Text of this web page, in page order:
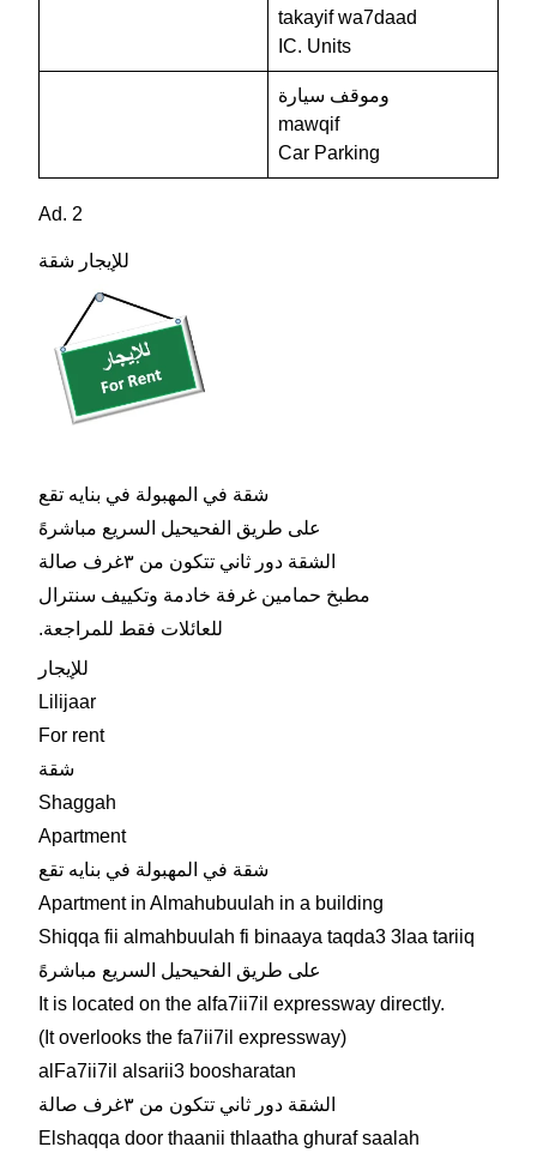
takayif wa7daad
IC. Units
وموقف سيارة
mawqif
Car Parking
Ad. 2
للإيجار شقة
شقة في المهبولة في بنايه تقع
على طريق الفحيحيل السريع مباشرهً
الشقة دور ثاني تتكون من ٣غرف صالة
مطبخ حمامين غرفة خادمة وتكييف سنترال
.للعائلات فقط للمراجعة
للإيجار
Lilijaar
For rent
شقة
Shaggah
Apartment
شقة في المهبولة في بنايه تقع
Apartment in Almahubuulah in a building
Shiqqa fii almahbuulah fi binaaya taqda3 3laa tariiq
على طريق الفحيحيل السريع مباشرهً
It is located on the alfa7ii7il expressway directly.
(It overlooks the fa7ii7il expressway)
alFa7ii7il alsarii3 boosharatan
الشقة دور ثاني تتكون من ٣غرف صالة
Elshaqqa door thaanii thlaatha ghuraf saalah